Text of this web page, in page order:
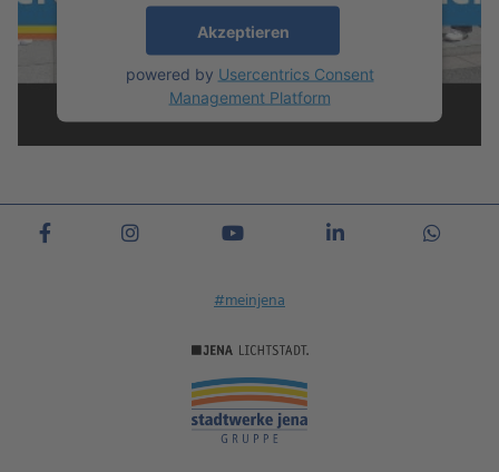
Akzeptieren
powered by Usercentrics Consent
Management Platform
#meinjena